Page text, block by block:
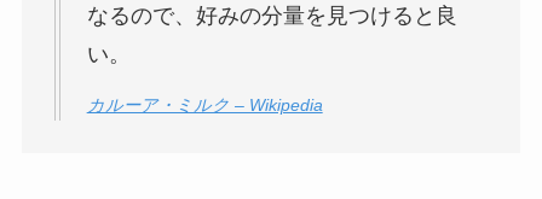
なるので、好みの分量を見つけると良
い。
カルーア・ミルク – Wikipedia